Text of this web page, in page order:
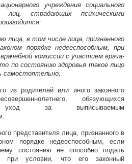
учреждения социального
лиц, страдающих психическими
лица, в том числе лица, признанного
порядке недееспособным, при
комиссии с участием врача-
по состоянию здоровья такое лицо
самостоятельно;
из родителей или иного законного
обязующихся
уход за выписываемым
представителя лица, признанного в
порядке недееспособным, если
состоянию не способно подать
при условии, что его законный